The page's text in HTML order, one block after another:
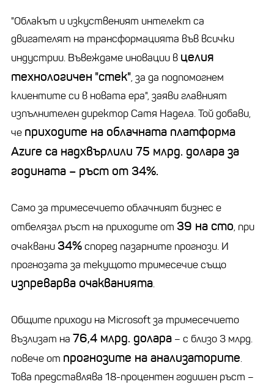
"Облакът и изкуственият интелект са
двигателят на трансформацията във всички
индустрии. Въвеждаме иновации в целия
технологичен "стек", за да подпомогнем
клиентите си в новата ера", заяви главният
изпълнителен директор Сатя Надела. Той добави,
че приходите на облачната платформа
Azure са надхвърлили 75 млрд. долара за
годината – ръст от 34%.
Само за тримесечието облачният бизнес е
отбелязал ръст на приходите от 39 на сто, при
очаквани 34%според пазарните прогнози. И
прогнозата за текущото тримесечие също
изпреварва очакванията.
Общите приходи на Microsoft за тримесечието
възлизат на 76,4 млрд. долара – с близо 3 млрд.
повече от прогнозите на анализаторите.
Това представлява 18-процентен годишен ръст –